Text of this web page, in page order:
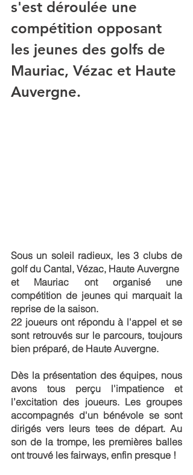
s'est déroulée une
compétition opposant
les jeunes des golfs de
Mauriac, Vézac et Haute
Auvergne.
Sous un soleil radieux, les 3 clubs de
golf du Cantal, Vézac, Haute Auvergne
et Mauriac ont organisé une
compétition de jeunes qui marquait la
reprise de la saison.
22 joueurs ont répondu à l'appel et se
sont retrouvés sur le parcours, toujours
bien préparé, de Haute Auvergne.
Dès la présentation des équipes, nous
avons tous perçu l'impatience et
l’excitation des joueurs. Les groupes
accompagnés d'un bénévole se sont
dirigés vers leurs tees de départ. Au
son de la trompe, les premières balles
ont trouvé les fairways, enfin presque !